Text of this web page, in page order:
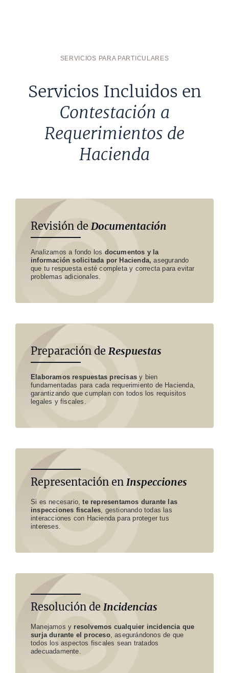
SERVICIOS PARA PARTICULARES
Servicios Incluidos en
Contestación a
Requerimientos de
Hacienda
Revisión de Documentación
Analizamos a fondo los documentos y la
información solicitada por Hacienda, asegurando
que tu respuesta esté completa y correcta para evitar
problemas adicionales.
Preparación de Respuestas
Elaboramos respuestas precisas y bien
fundamentadas para cada requerimiento de Hacienda,
garantizando que cumplan con todos los requisitos
legales y fiscales.
Representación en Inspecciones
Si es necesario,te representamos durante las
inspecciones fiscales , gestionando todas las
interacciones con Hacienda para proteger tus
intereses.
Resolución de Incidencias
Manejamos y resolvemos cualquier incidencia que
surja durante el proceso, asegurándonos de que
todos los aspectos fiscales sean tratados
adecuadamente.